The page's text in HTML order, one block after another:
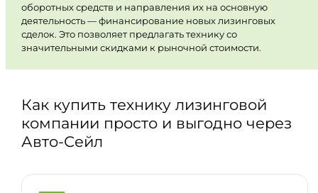
оборотных средств и направления их на основную
деятельность — финансирование новых лизинговых
сделок. Это позволяет предлагать технику со
значительными скидками к рыночной стоимости.
Как купить технику лизинговой
компании просто и выгодно через
Авто-Сейл